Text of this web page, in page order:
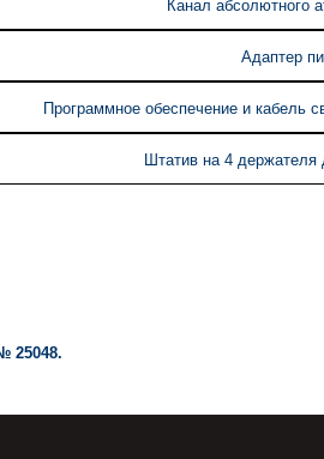
Канал абсолютного
Адаптер
Программное обеспечение и кабель
Штатив на 4
25048.